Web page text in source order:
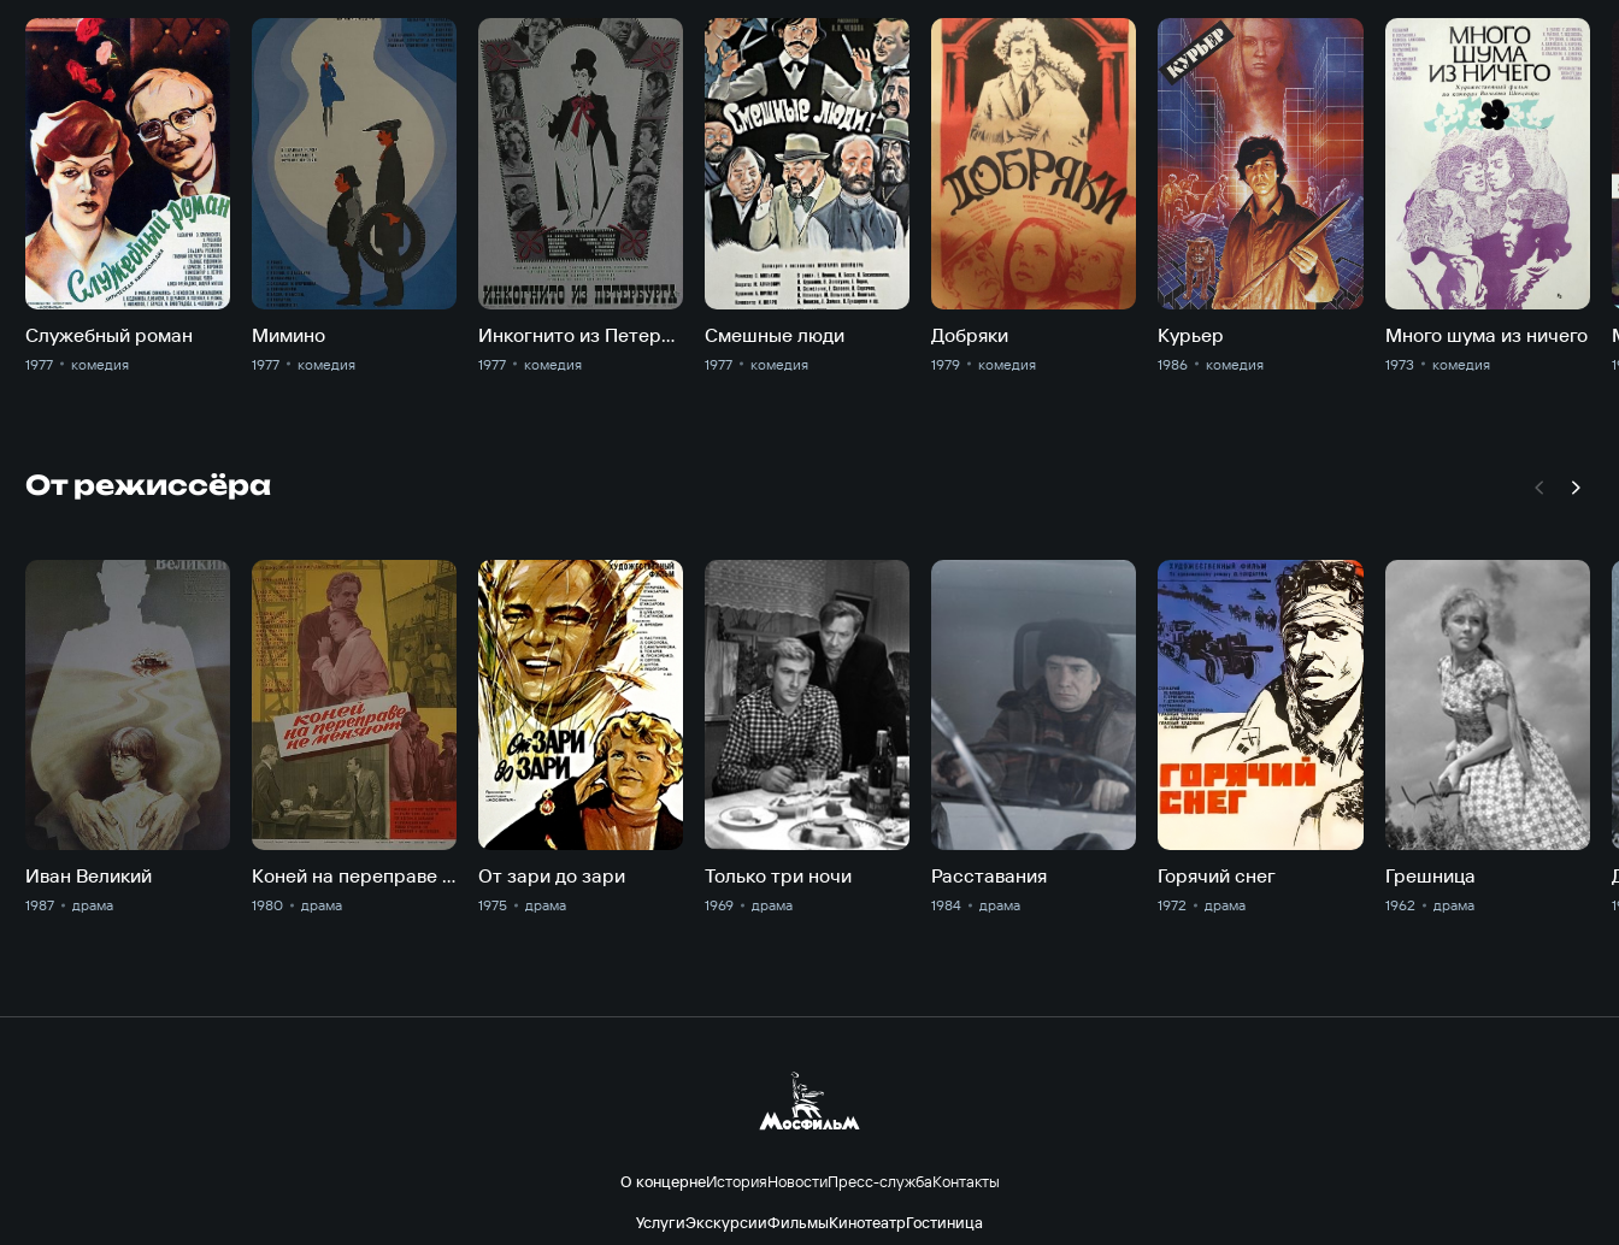
Служебный роман
1977 комедия
Мимино
1977 комедия
Инкогнито из Петербурга
1977 комедия
Смешные люди
1977 комедия
Добряки
1979 комедия
Курьер
1986 комедия
Много шума из ничего
1973 комедия
От режиссёра
Иван Великий
1987 драма
Коней на переправе не меняют
1980 драма
От зари до зари
1975 драма
Только три ночи
1969 драма
Расставания
1984 драма
Горячий снег
1972 драма
Грешница
1962 драма
О концернеИсторияНовостиПресс-службаКонтакты
УслугиЭкскурсииФильмыКинотеатрГостиница